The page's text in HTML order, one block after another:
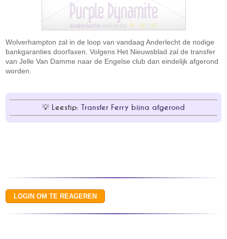
Wolverhampton zal in de loop van vandaag Anderlecht de nodige
bankgaranties doorfaxen. Volgens Het Nieuwsblad zal de transfer
van Jelle Van Damme naar de Engelse club dan eindelijk afgerond
worden.
Leestip: Transfer Ferry bijna afgerond